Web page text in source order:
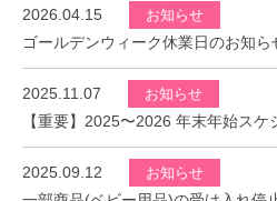
2026.04.15 お知らせ
ゴールデンウィーク休業日のお知ら
2025.11.07 お知らせ
【重要】2025〜2026 年末年始ス
2025.09.12 お知らせ